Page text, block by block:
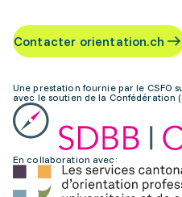
Contacter orientation.ch
Une prestation fournie par le CSFO
avec le soutien de la Confédération
En collaboration avec: